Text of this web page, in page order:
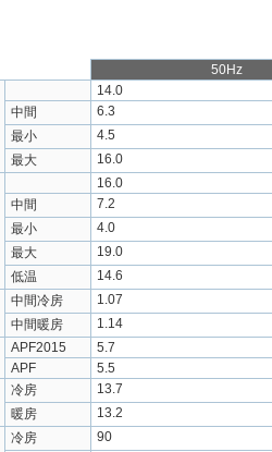
50Hz
14.0
中間
6.3
最小
4.5
最大
16.0
16.0
中間
7.2
最小
4.0
最大
19.0
低温
14.6
中間冷房
1.07
中間暖房
1.14
APF2015
5.7
APF
5.5
冷房
13.7
暖房
13.2
冷房
90